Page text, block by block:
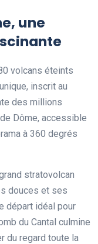
une
volcans éteints
inscrit au
des millions
Dôme, accessible
à 360 degrés
stratovolcan
douces et ses
départ idéal pour
du Cantal culmine
du regard toute la